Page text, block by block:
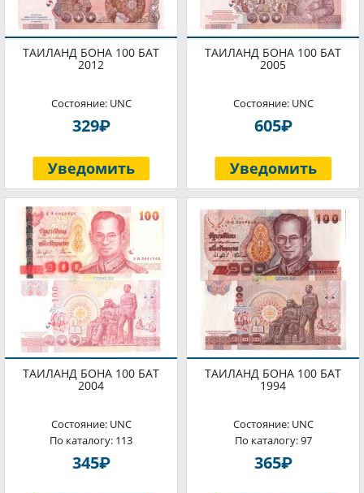
ТАИЛАНД БОНА 100 БАТ
2012
Состояние: UNC
329P
Уведомить
ТАИЛАНД БОНА 100 БАТ
2005
Состояние: UNC
605P
Уведомить
ТАИЛАНД БОНА 100 БАТ
2004
Состояние: UNC
По каталогу: 113
345P
ТАИЛАНД БОНА 100 БАТ
1994
Состояние: UNC
По каталогу: 97
365P